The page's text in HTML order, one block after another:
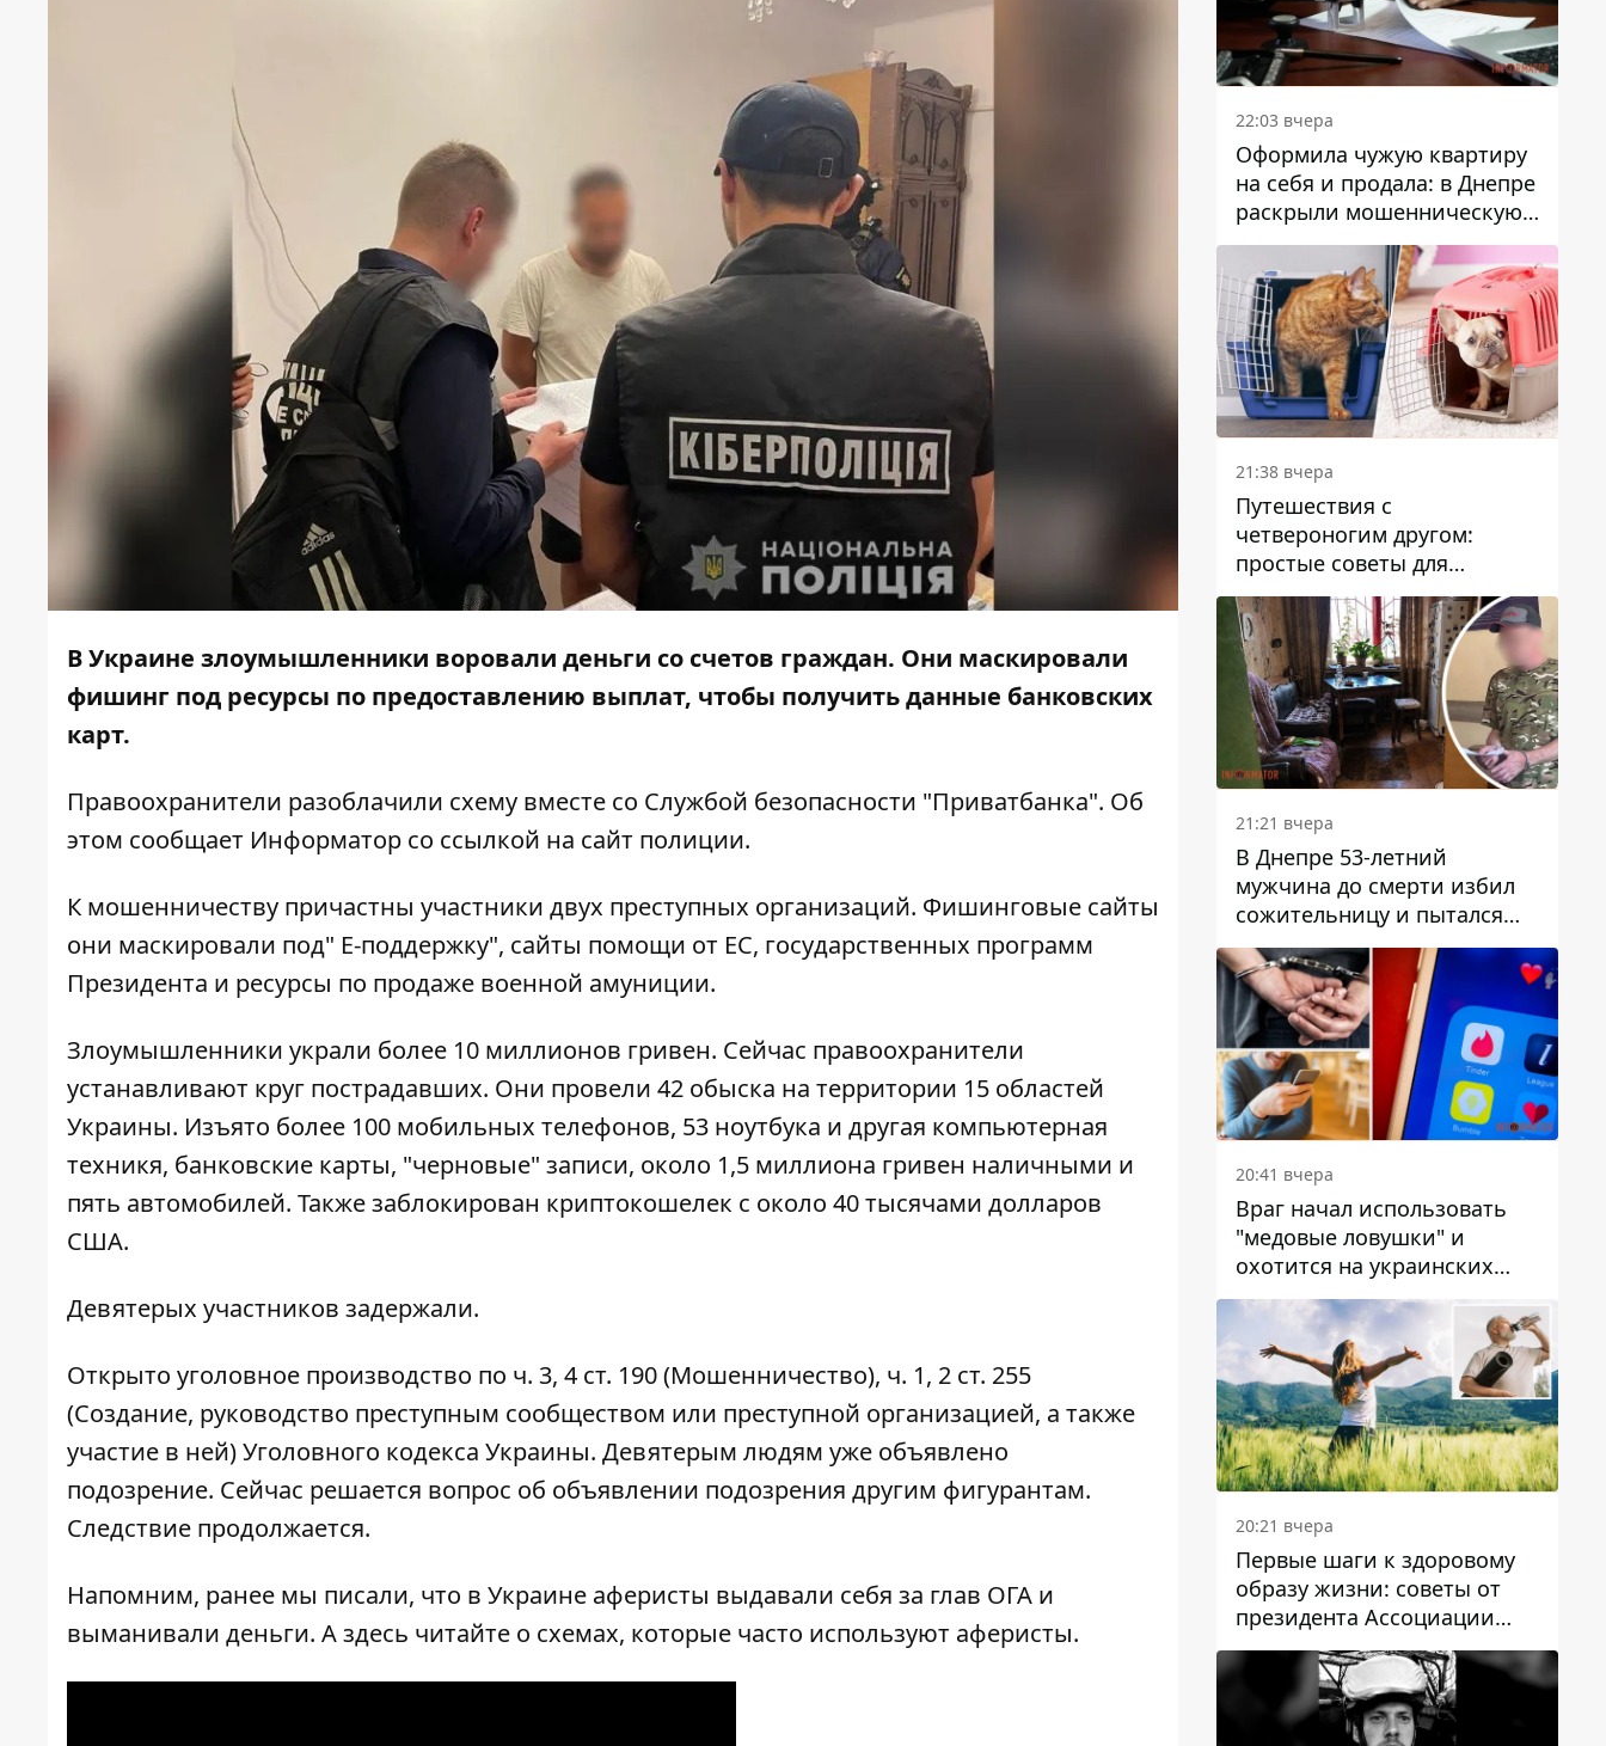
В Украине злоумышленники воровали деньги со счетов граждан. Они маскировали
фишинг под ресурсы по предоставлению выплат, чтобы получить данные банковских
карт.
Правоохранители разоблачили схему вместе со Службой безопасности "Приватбанка". Об
этом сообщает Информатор со ссылкой на сайт полиции.
К мошенничеству причастны участники двух преступных организаций. Фишинговые сайты
они маскировали под" Е-поддержку", сайты помощи от ЕС, государственных программ
Президента и ресурсы по продаже военной амуниции.
Злоумышленники украли более 10 миллионов гривен. Сейчас правоохранители
устанавливают круг пострадавших. Они провели 42 обыска на территории 15 областей
Украины. Изъято более 100 мобильных телефонов, 53 ноутбука и другая компьютерная
техникя, банковские карты, "черновые" записи, около 1,5 миллиона гривен наличными и
пять автомобилей. Также заблокирован криптокошелек с около 40 тысячами долларов
США.
Девятерых участников задержали.
Открыто уголовное производство по ч. 3, 4 ст. 190 (Мошенничество), ч. 1, 2 ст. 255
(Создание, руководство преступным сообществом или преступной организацией, а также
участие в ней) Уголовного кодекса Украины. Девятерым людям уже объявлено
подозрение. Сейчас решается вопрос об объявлении подозрения другим фигурантам.
Следствие продолжается.
Напомним, ранее мы писали, что в Украине аферисты выдавали себя за глав ОГА и
выманивали деньги. Аздесь читайте о схемах, которые часто используют аферисты.
22:03 вчера
Оформила чужую квартиру
на себя и продала: в Днепре
раскрыли мошенническую
схему с недвижимостью
21:38 вчера
Путешествия с
четвероногим другом:
простые советы для
поездок с животными
21:21 вчера
В Днепре 53-летний
мужчина до смерти избил
сожительницу и пытался
скрыть преступление:
детали
20:41 вчера
Враг начал использовать
"медовые ловушки" и
охотится на украинских
военнослужащих
20:21 вчера
Первые шаги к здоровому
образу жизни: советы от
президента Ассоциации
диетологов Украины